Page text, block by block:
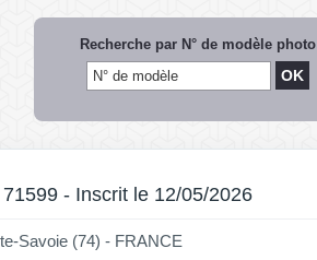
Recherche par N° de modèle photo
71599 - Inscrit le 12/05/2026
Savoie (74) - FRANCE